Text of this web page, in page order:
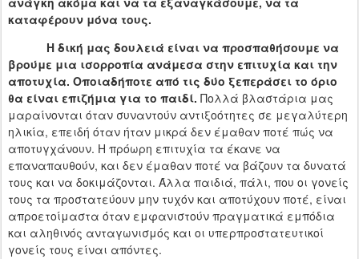
καταφέρουν μόνα τους.
Η δική μας δουλειά είναι να προσπαθήσουμε να
βρούμε μια ισορροπία ανάμεσα στην επιτυχία και την
αποτυχία. Οποιαδήποτε από τις δύο ξεπεράσει το όριο
θα είναι επιζήμια για το παιδί. Πολλά βλαστάρια μας
μαραίνονται όταν συναντούν αντιξοότητες σε μεγαλύτερη
ηλικία, επειδή όταν ήταν μικρά δεν έμαθαν ποτέ πώς να
αποτυγχάνουν. Η πρόωρη επιτυχία τα έκανε να
επαναπαυθούν, και δεν έμαθαν ποτέ να βάζουν τα δυνατά
τους και να δοκιμάζονται. Άλλα παιδιά, πάλι, που οι γονείς
τους τα προστατεύουν μην τυχόν και αποτύχουν ποτέ, είναι
απροετοίμαστα όταν εμφανιστούν πραγματικά εμπόδια
και αληθινός ανταγωνισμός και οι υπερπροστατευτικοί
γονείς τους είναι απόντες.